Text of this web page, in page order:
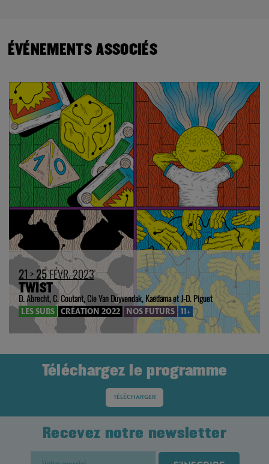
ÉVÉNEMENTS ASSOCIÉS
21 >25FÉVR. 2023
TWIST
D. Abrecht, C. Coutant, Cie Yan Duyvendak, Kaedama et J-D. Piguet
LES SUBS CRÉATION 2022 NOS FUTURS 11+
Téléchargez le programme
TÉLÉCHARGER
Recevez notre newsletter